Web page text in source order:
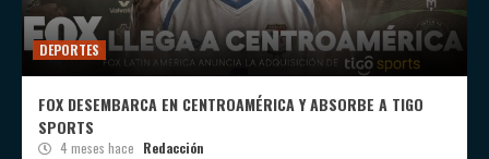
DEPORTES
FOX DESEMBARCA EN CENTROAMÉRICA Y ABSORBE A TIGO
SPORTS
4 meses hace Redacción